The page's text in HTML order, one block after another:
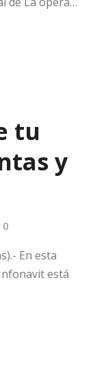
tu
y
0
En esta
está